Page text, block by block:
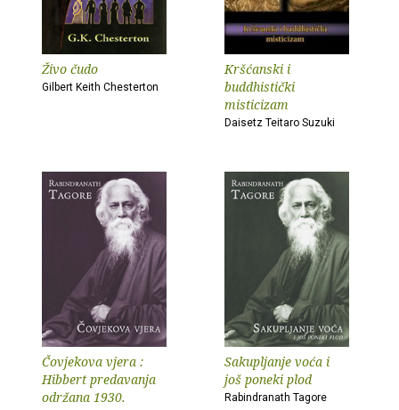
Živo čudo
Gilbert Keith Chesterton
Kršćanski i
buddhistički
misticizam
Daisetz Teitaro Suzuki
Čovjekova vjera :
Hibbert predavanja
održana 1930.
Sakupljanje voća i
još poneki plod
Rabindranath Tagore